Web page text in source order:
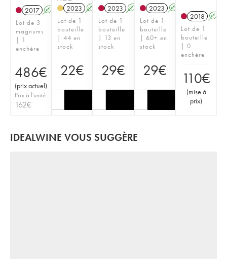
2017 A K
Lot de 3
magnums
| 1
enchère
486€
(prix actuel)
Prix à l'unité
162€
2023 A
Lot de 1
bouteille
| 44 en
stock
22€
2023 A K
Lot de 1
bouteille
| 13 en
stock
29€
2023 A
Lot de 1
bouteille
| 60+ en
stock
29€
2018 A
Lot de 1
bouteille
| 0
enchère
110€
(mise à
prix)
IDEALWINE VOUS SUGGÈRE